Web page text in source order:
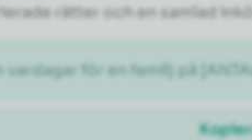
rätter och en samlad
vardagar för en familj på